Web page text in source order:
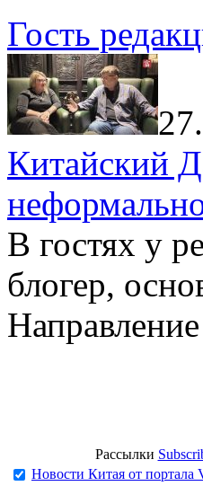
Гость
Китайский
В гостях у
блогер,
Рассылки
Новости Китая от портала